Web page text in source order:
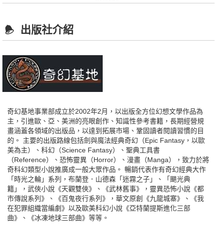
出版社介紹
奇幻基地事業部成立於2002年2月，以出版全方位幻想文學作品為
主，引進歐、亞、美洲的亮眼創作、知識性參考書籍，長期經營規
畫涵蓋各領域的出版品，以達到拓展市場、鞏固讀者閱讀習慣的目
的。 主要的出版路線包括劍與魔法經典奇幻（Epic Fantasy，以歐
美為主）、科幻（Science Fantasy）、聖典工具書
（Reference）、恐怖靈異（Horror）、漫畫（Manga），致力於將
奇科幻類型小說推廣成一般大眾作品。 暢銷代表作有奇幻經典大作
「時光之輪」系列，布蘭登．山德森「迷霧之子」、「颶光典
籍」，武俠小說《天觀雙俠》、《武林舊事》，靈異恐怖小說《都
市傳說系列》、《百鬼夜行系列》，華文原創《九龍城寨》、《我
在犯罪組織當編劇》以及歐美科幻小說《亞特蘭提斯進化三部
曲》、《冰凍地球三部曲》等等。